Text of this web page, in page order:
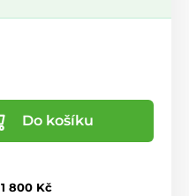
Do košíku
1 800 Kč